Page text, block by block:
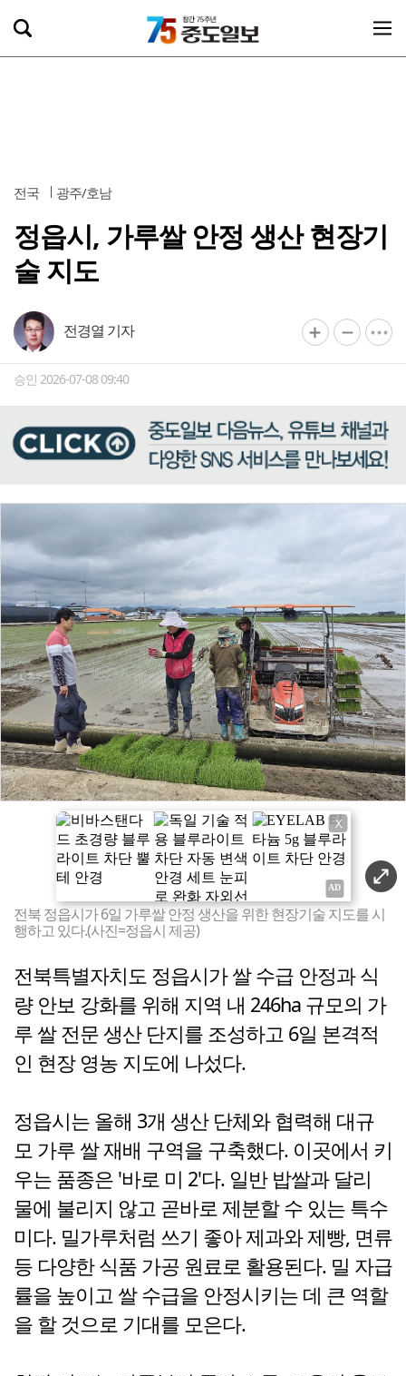
전국 광주/호남
정읍시, 가루쌀 안정 생산 현장기
술 지도
전경열 기자
승인 2026-07-08 09:40
X
전북 정읍시가 6일 가루쌀 안정 생산을 위한 현장기술 지도를 시
행하고 있다.(사진=정읍시 제공)
전북특별자치도 정읍시가 쌀 수급 안정과 식
량 안보 강화를 위해 지역 내 246ha 규모의 가
루 쌀 전문 생산 단지를 조성하고 6일 본격적
인 현장 영농 지도에 나섰다.
정읍시는 올해 3개 생산 단체와 협력해 대규
모 가루 쌀 재배 구역을 구축했다. 이곳에서 키
우는 품종은 '바로 미 2'다. 일반 밥쌀과 달리
물에 불리지 않고 곧바로 제분할 수 있는 특수
미다. 밀가루처럼 쓰기 좋아 제과와 제빵, 면류
등 다양한 식품 가공 원료로 활용된다. 밀 자급
률을 높이고 쌀 수급을 안정시키는 데 큰 역할
을 할 것으로 기대를 모은다.